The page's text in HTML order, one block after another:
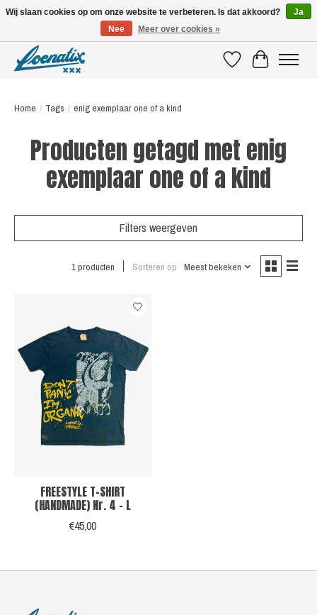
VerlanglijstWinkelwagen
Home / Tags / enig exemplaar one of a kind
Producten getagd met enig
exemplaar one of a kind
Filters weergeven
1 producten Sorteren op Meest bekeken
FREESTYLE T-SHIRT
(HANDMADE) Nr. 4 - L
€45,00
Wij slaan cookies op om onze website te verbeteren. Is dat akkoord?
Ja
Nee
Meer over cookies »